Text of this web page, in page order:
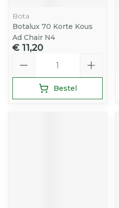
Bota
Botalux 70 Korte Kous
Ad Chair N4
€ 11,20
Bestel